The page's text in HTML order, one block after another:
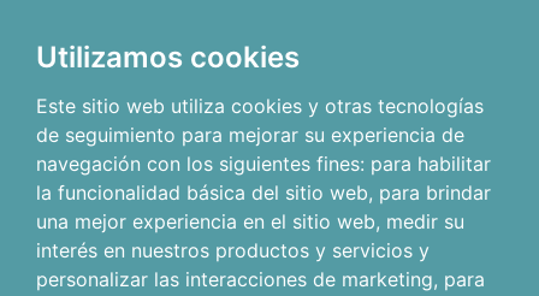
Utilizamos cookies
Este sitio web utiliza cookies y otras tecnologías
de seguimiento para mejorar su experiencia de
navegación con los siguientes fines: para habilitar
la funcionalidad básica del sitio web, para brindar
una mejor experiencia en el sitio web, medir su
interés en nuestros productos y servicios y
personalizar las interacciones de marketing, para